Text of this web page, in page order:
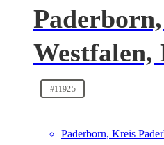
Westfalen,
#11925
Paderborn, Kreis